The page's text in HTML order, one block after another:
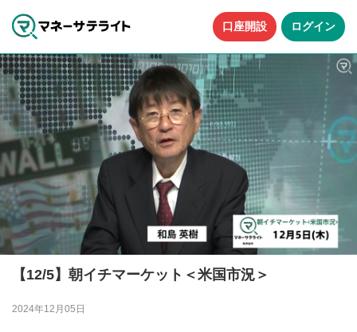
口座開設 ログイン
【12/5】朝イチマーケット＜米国市況＞
2024年12月05日